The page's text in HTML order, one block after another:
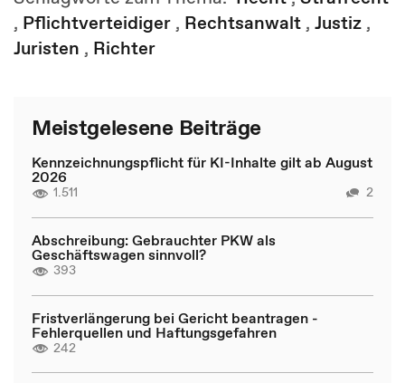
, Pflichtverteidiger , Rechtsanwalt , Justiz ,
Juristen , Richter
Meistgelesene Beiträge
Kennzeichnungspflicht für KI-Inhalte gilt ab August
2026
1.511 2
Abschreibung: Gebrauchter PKW als
Geschäftswagen sinnvoll?
393
Fristverlängerung bei Gericht beantragen -
Fehlerquellen und Haftungsgefahren
242